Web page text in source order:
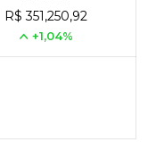
R$ 351,250,92
+1,04%